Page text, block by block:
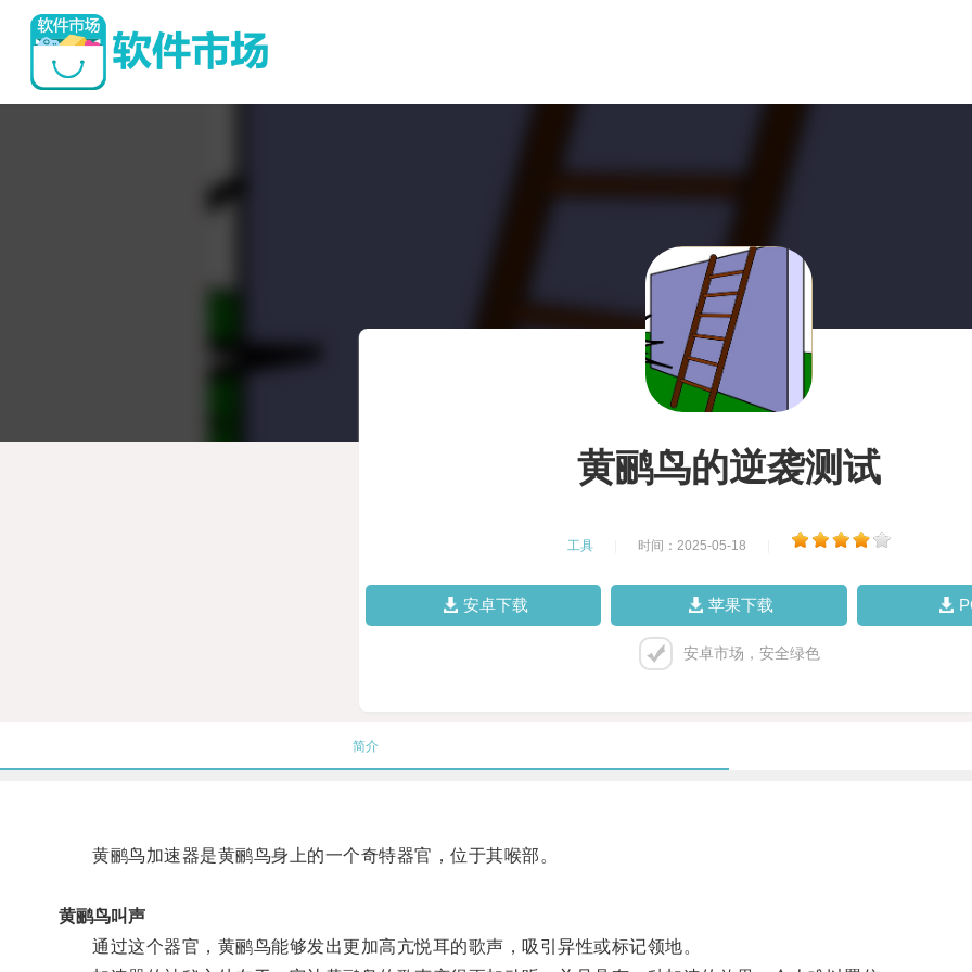
黄鹂鸟的逆袭测试
工具 时间：2025-05-18
安卓下载 苹果下载
安卓市场，安全绿色
简介
黄鹂鸟加速器是黄鹂鸟身上的一个奇特器官，位于其喉部。
黄鹂鸟叫声
通过这个器官，黄鹂鸟能够发出更加高亢悦耳的歌声，吸引异性或标记领地。